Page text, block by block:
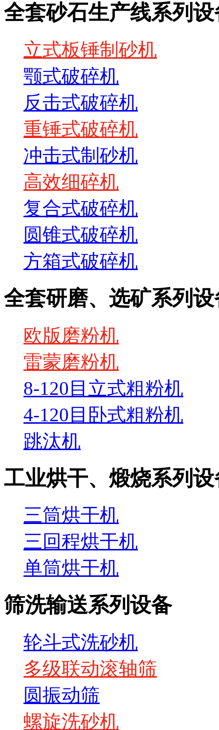
全套砂石生产线系列设
立式板锤制砂机
颚式破碎机
反击式破碎机
重锤式破碎机
冲击式制砂机
高效细碎机
复合式破碎机
圆锥式破碎机
方箱式破碎机
全套研磨、选矿系列设
欧版磨粉机
雷蒙磨粉机
8-120目立式粗粉机
4-120目卧式粗粉机
跳汰机
工业烘干、煅烧系列设
三筒烘干机
三回程烘干机
单筒烘干机
筛洗输送系列设备
轮斗式洗砂机
多级联动滚轴筛
圆振动筛
螺旋洗砂机